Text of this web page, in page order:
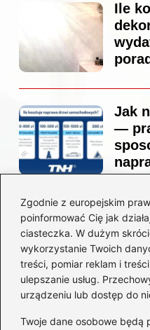
Zgodnie z europejskim
poinformować Cię jak
ciasteczka. W dużym
wykorzystanie Twoich
treści, pomiar reklam i
ulepszanie usług.
urządzeniu lub dostęp do
Twoje dane osobowe będą
Ile
Jak
—
Ile
Jak